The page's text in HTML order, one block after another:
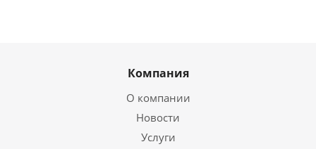
Компания
О компании
Новости
Услуги